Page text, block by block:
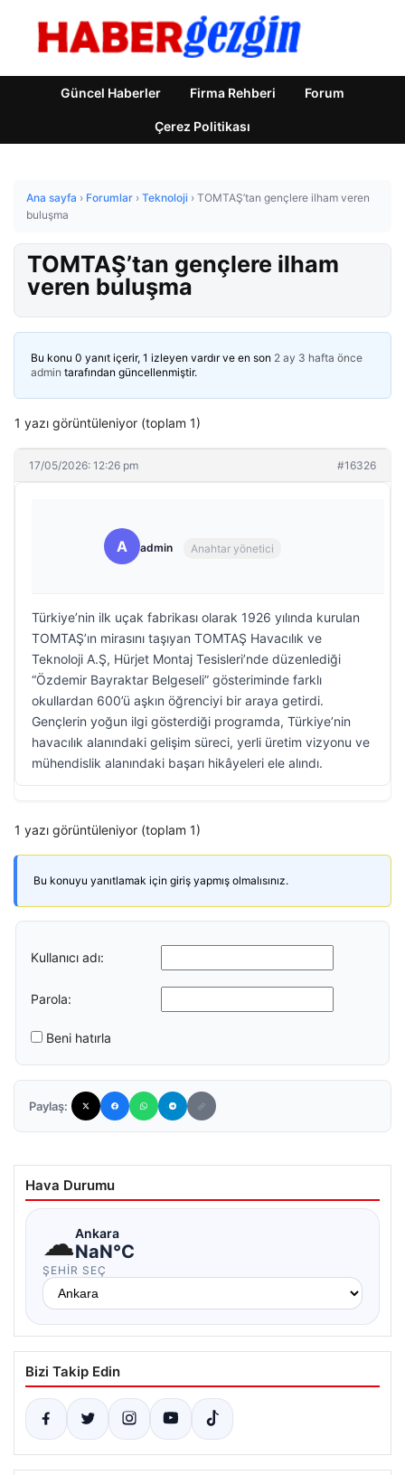
Güncel Haberler Firma Rehberi Forum
Çerez Politikası
Ana sayfa › Forumlar › Teknoloji › TOMTAŞ’tan gençlere ilham veren
buluşma
TOMTAŞ’tan gençlere ilham
veren buluşma
Bu konu 0 yanıt içerir, 1 izleyen vardır ve en son 2 ay 3 hafta önce
admin tarafından güncellenmiştir.
1 yazı görüntüleniyor (toplam 1)
17/05/2026: 12:26 pm #16326
A admin Anahtar yönetici
Türkiye’nin ilk uçak fabrikası olarak 1926 yılında kurulan
TOMTAŞ’ın mirasını taşıyan TOMTAŞ Havacılık ve
Teknoloji A.Ş, Hürjet Montaj Tesisleri’nde düzenlediği
“Özdemir Bayraktar Belgeseli” gösteriminde farklı
okullardan 600’ü aşkın öğrenciyi bir araya getirdi.
Gençlerin yoğun ilgi gösterdiği programda, Türkiye’nin
havacılık alanındaki gelişim süreci, yerli üretim vizyonu ve
mühendislik alanındaki başarı hikâyeleri ele alındı.
1 yazı görüntüleniyor (toplam 1)
Bu konuyu yanıtlamak için giriş yapmış olmalısınız.
Kullanıcı adı:
Parola:
Beni hatırla
Paylaş:
Hava Durumu
☁Ankara
NaN°C
ŞEHIR SEÇ
Bizi Takip Edin